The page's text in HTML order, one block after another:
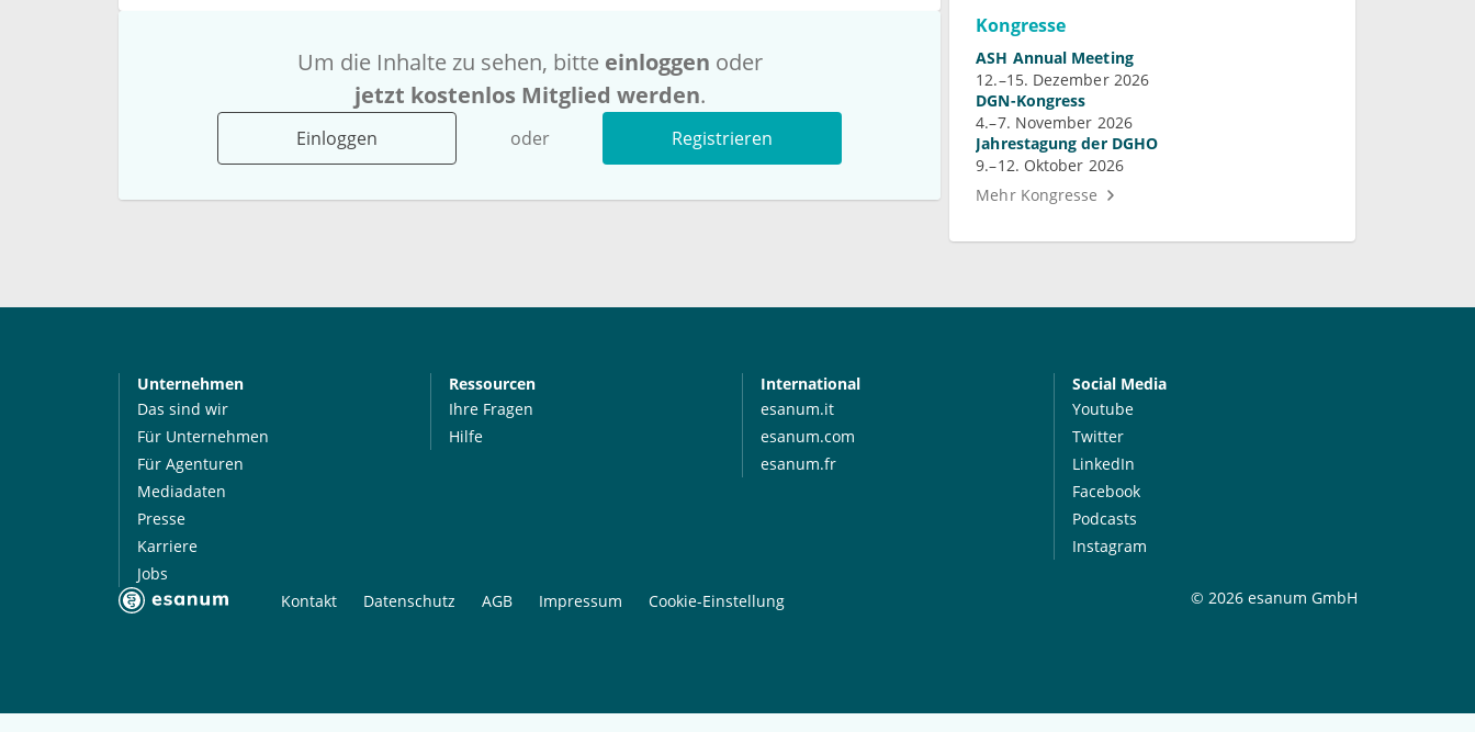
Um die Inhalte zu sehen, bitte einloggen oder
jetzt kostenlos Mitglied werden.
Einloggen oder Registrieren
Kongresse
ASH Annual Meeting
12.–15. Dezember 2026
DGN-Kongress
4.–7. November 2026
Jahrestagung der DGHO
9.–12. Oktober 2026
Mehr Kongresse
Unternehmen
Das sind wir
Für Unternehmen
Für Agenturen
Mediadaten
Presse
Karriere
Jobs
Ressourcen
Ihre Fragen
Hilfe
International
esanum.it
esanum.com
esanum.fr
Social Media
Youtube
Twitter
LinkedIn
Facebook
Podcasts
Instagram
Kontakt Datenschutz AGB Impressum Cookie-Einstellung © 2026 esanum GmbH